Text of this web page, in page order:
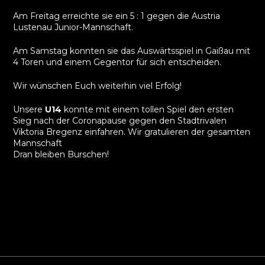
Am Freitag erreichte sie ein 5 : 1 gegen die Austria
Lustenau Junior-Mannschaft.
Am Samstag konnten sie das Auswärtsspiel in Gaißau mit
4 Toren und einem Gegentor für sich entscheiden.
Wir wünschen Euch weiterhin viel Erfolg!
Unsere U14 konnte mit einem tollen Spiel den ersten
Sieg nach der Coronapause gegen den Stadtrivalen
Viktoria Bregenz einfahren. Wir gratulieren der gesamten
Mannschaft
Dran bleiben Burschen!